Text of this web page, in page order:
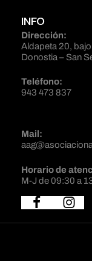
INFO
Dirección:
Aldapeta 20,
Donostia – San
Teléfono:
943 473 837
Mail:
Horario de
M-J de 09:30 a